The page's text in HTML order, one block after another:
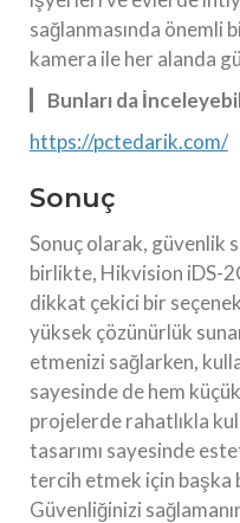
sağlanmasında önemli
kamera ile her alanda
Bunları da
https://pctedarik.com/
Sonuç
Sonuç olarak, güvenlik
birlikte, Hikvision iDS-
dikkat çekici bir
yüksek çözünürlük
etmenizi sağlarken,
sayesinde de hem
projelerde rahatlıkla
tasarımı sayesinde
tercih etmek için başka
Güvenliğinizi